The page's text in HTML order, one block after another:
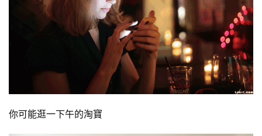
你可能逛一下午的淘寶